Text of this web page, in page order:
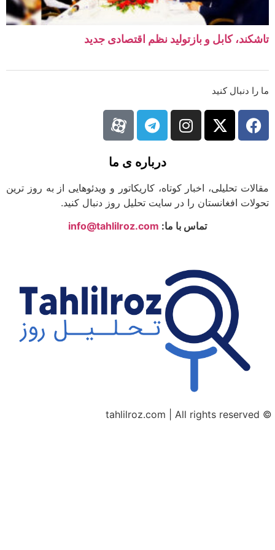
کابل و بازتولید نظم اقتصادی جدید
دنبال کنید
درباره ی ما
تحلیلی، اخبار کوتاه، کاریکاتور و ویدئوهایی از به روز ترین
افغانستان را در سایت تحلیل روز دنبال کنید.
تماس با ما:info@tahlilroz.com